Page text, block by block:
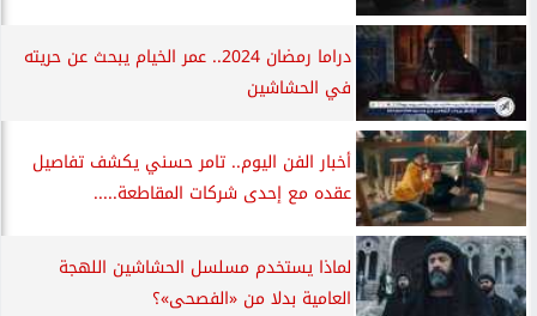
دراما رمضان 2024.. عمر الخيام يبحث عن حريته
في الحشاشين
أخبار الفن اليوم.. تامر حسني يكشف تفاصيل
عقده مع إحدى شركات المقاطعة.....
لماذا يستخدم مسلسل الحشاشين اللهجة
العامية بدلا من «الفصحى»؟